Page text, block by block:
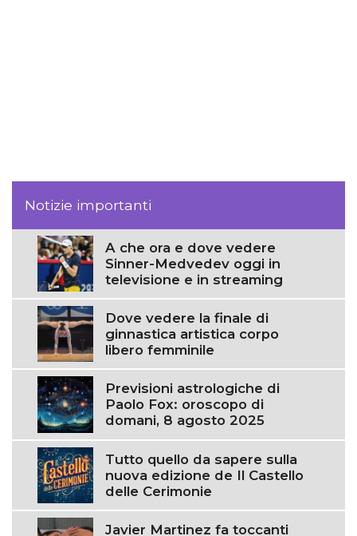
Notizie importanti
A che ora e dove vedere
Sinner-Medvedev oggi in
televisione e in streaming
Dove vedere la finale di
ginnastica artistica corpo
libero femminile
Previsioni astrologiche di
Paolo Fox: oroscopo di
domani, 8 agosto 2025
Tutto quello da sapere sulla
nuova edizione de Il Castello
delle Cerimonie
Javier Martinez fa toccanti